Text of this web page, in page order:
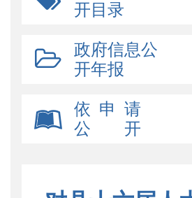
开目录
政府信息公
开年报
依 申 请
公 开